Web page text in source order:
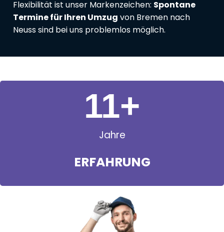
Flexibilität ist unser Markenzeichen: Spontane
Termine für Ihren Umzug von Bremen nach
Neuss sind bei uns problemlos möglich.
Jahre
ERFAHRUNG
11+